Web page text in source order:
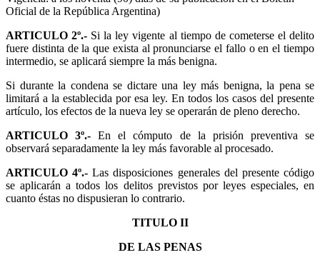
Oficial de la República Argentina)
ARTICULO 2º.- Si la ley vigente al tiempo de cometerse el delito
fuere distinta de la que exista al pronunciarse el fallo o en el tiempo
intermedio, se aplicará siempre la más benigna.
Si durante la condena se dictare una ley más benigna, la pena se
limitará a la establecida por esa ley. En todos los casos del presente
artículo, los efectos de la nueva ley se operarán de pleno derecho.
ARTICULO 3º.- En el cómputo de la prisión preventiva se
observará separadamente la ley más favorable al procesado.
ARTICULO 4º.- Las disposiciones generales del presente código
se aplicarán a todos los delitos previstos por leyes especiales, en
cuanto éstas no dispusieran lo contrario.
TITULO II
DE LAS PENAS